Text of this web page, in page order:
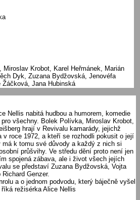
Miroslav Krobot, Karel Heřmánek, Marián
Dyk, Zuzana Bydžovská, Jenovéfa
Žáčková, Jana Hubinská
Nellis nabitá hudbou a humorem, komedie
všechny. Bolek Polívka, Miroslav Krobot,
hrají v Revivalu kamarády, jejichž
v roce 1972, a kteří se rozhodli pokusit o její
k tomu své důvody a každý z nich si
průšvihy. Ve středu dění proto není jen
spojená zábava, ale i život všech jejích
se představí Zuzana Bydžovská, Vojta
Genzer.
a o jednom podvodu, který báječně vyšel
režisérka Alice Nellis